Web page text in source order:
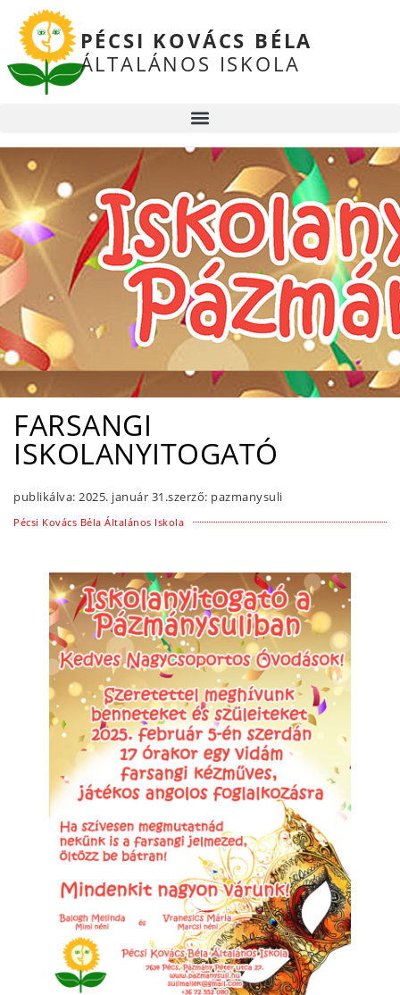
PÉCSI KOVÁCS BÉLA
ÁLTALÁNOS ISKOLA
FARSANGI
ISKOLANYITOGATÓ
publikálva: 2025. január 31.szerző: pazmanysuli
Pécsi Kovács Béla Általános Iskola